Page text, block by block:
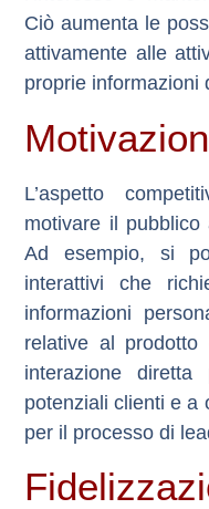
Ciò aumenta le
attivamente alle
proprie informazioni
L’aspetto
motivare il pubblico
Ad esempio, si
interattivi che
informazioni
relative al
interazione
potenziali clienti e a
per il processo di